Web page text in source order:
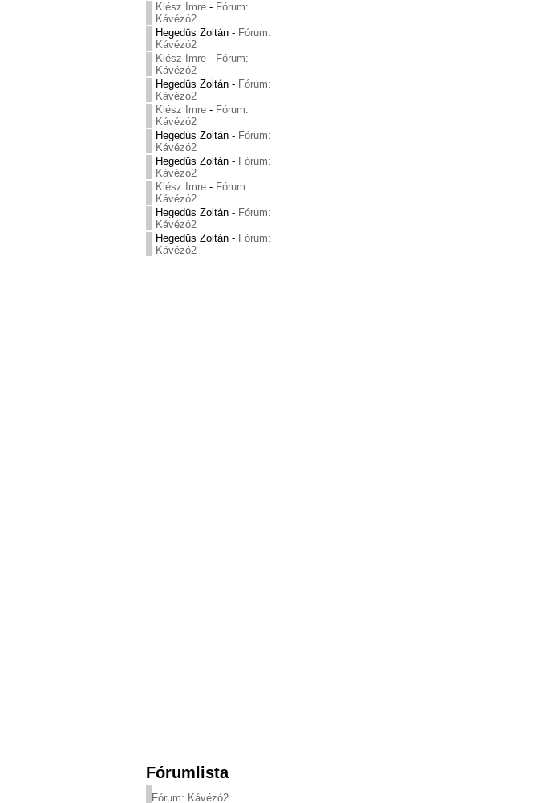
Klész Imre - Fórum:
Kávézó2
Hegedüs Zoltán - Fórum:
Kávézó2
Klész Imre - Fórum:
Kávézó2
Hegedüs Zoltán - Fórum:
Kávézó2
Klész Imre - Fórum:
Kávézó2
Hegedüs Zoltán - Fórum:
Kávézó2
Hegedüs Zoltán - Fórum:
Kávézó2
Klész Imre - Fórum:
Kávézó2
Hegedüs Zoltán - Fórum:
Kávézó2
Hegedüs Zoltán - Fórum:
Kávézó2
Fórumlista
Fórum: Kávézó2